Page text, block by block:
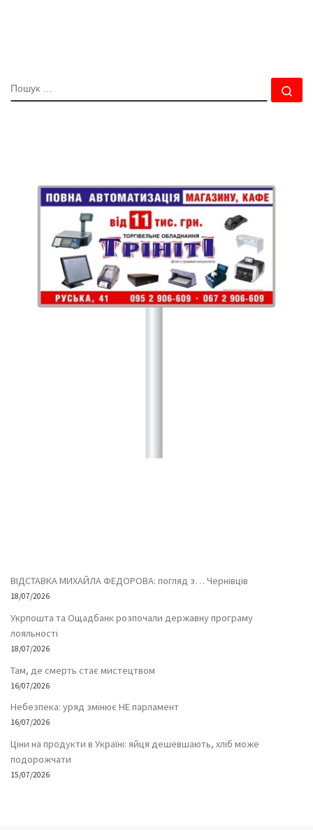
ПОШУК
ВІДСТАВКА МИХАЙЛА ФЕДОРОВА: погляд з… Чернівців
18/07/2026
Укрпошта та Ощадбанк розпочали державну програму
лояльності
18/07/2026
Там, де смерть стає мистецтвом
16/07/2026
Небезпека: уряд змінює НЕ парламент
16/07/2026
Ціни на продукти в Україні: яйця дешевшають, хліб може
подорожчати
15/07/2026